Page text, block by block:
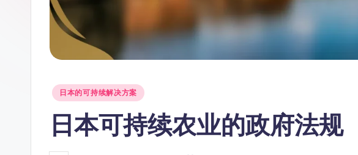
Posted
日本的可持续解决方案
日本可持续农业的政府法规